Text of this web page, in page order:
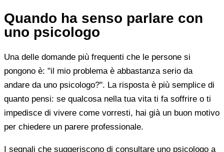
Quando ha senso parlare con
uno psicologo
Una delle domande più frequenti che le persone si
pongono è: "il mio problema è abbastanza serio da
andare da uno psicologo?". La risposta è più semplice di
quanto pensi: se qualcosa nella tua vita ti fa soffrire o ti
impedisce di vivere come vorresti, hai già un buon motivo
per chiedere un parere professionale.
I segnali che suggeriscono di consultare uno psicologo a